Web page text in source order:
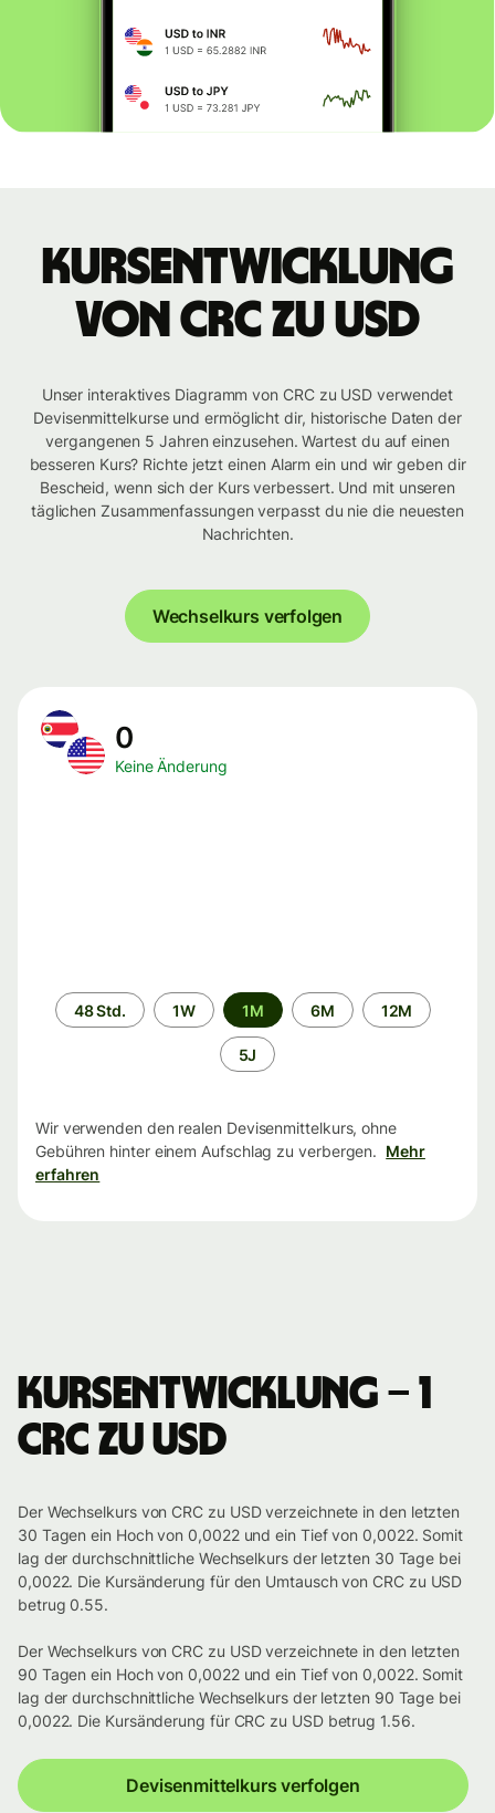
Kursentwicklung
von CRC zu USD
Unser interaktives Diagramm von CRC zu USD verwendet
Devisenmittelkurse und ermöglicht dir, historische Daten der
vergangenen 5 Jahren einzusehen. Wartest du auf einen
besseren Kurs? Richte jetzt einen Alarm ein und wir geben dir
Bescheid, wenn sich der Kurs verbessert. Und mit unseren
täglichen Zusammenfassungen verpasst du nie die neuesten
Nachrichten.
Wechselkurs verfolgen
0
Keine Änderung
Zeitraum
48 Std. 1W 1M 6M 12M
5J
Wir verwenden den realen Devisenmittelkurs, ohne
Gebühren hinter einem Aufschlag zu verbergen. Mehr
erfahren
Kursentwicklung – 1
CRC zu USD
Der Wechselkurs von CRC zu USD verzeichnete in den letzten
30 Tagen ein Hoch von 0,0022 und ein Tief von 0,0022. Somit
lag der durchschnittliche Wechselkurs der letzten 30 Tage bei
0,0022. Die Kursänderung für den Umtausch von CRC zu USD
betrug 0.55.
Der Wechselkurs von CRC zu USD verzeichnete in den letzten
90 Tagen ein Hoch von 0,0022 und ein Tief von 0,0022. Somit
lag der durchschnittliche Wechselkurs der letzten 90 Tage bei
0,0022. Die Kursänderung für CRC zu USD betrug 1.56.
Devisenmittelkurs verfolgen